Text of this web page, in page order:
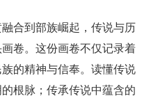
合到部族崛起，传说与历
卷。这份画卷不仅记录着
的精神与信奉。读懂传说
根脉；传承传说中蕴含的